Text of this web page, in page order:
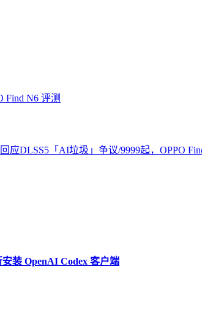
Find N6 评测
DLSS5「AI垃圾」争议/9999起，OPPO
装 OpenAI Codex 客户端